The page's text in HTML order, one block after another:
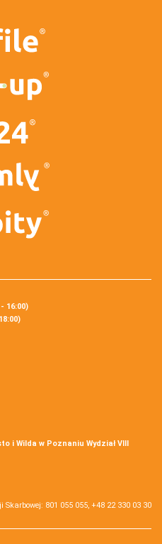
16:00)
i Wilda w Poznaniu Wydział VIII
801 055 055, +48 22 330 03 30